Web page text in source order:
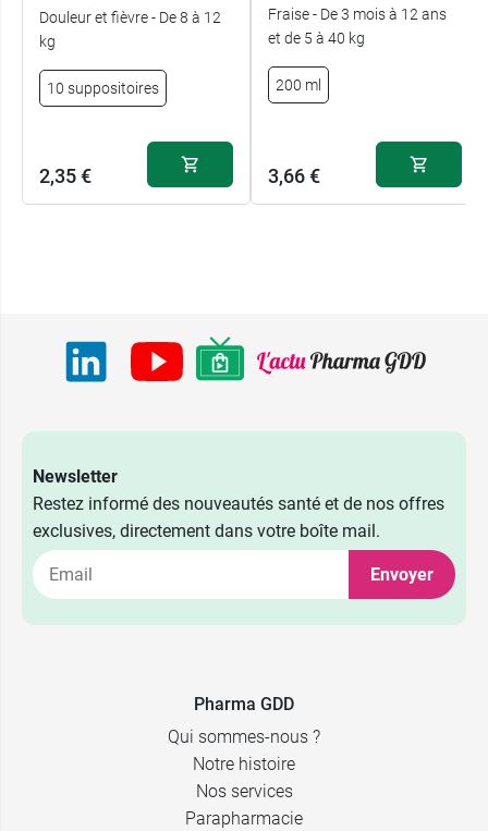
Douleur et fièvre - De 8 à 12
kg
10 suppositoires
2,35 €
Fraise - De 3 mois à 12 ans
et de 5 à 40 kg
200 ml
3,66 €
Newsletter
Restez informé des nouveautés santé et de nos offres
exclusives, directement dans votre boîte mail.
Envoyer
Pharma GDD
Qui sommes-nous ?
Notre histoire
Nos services
Parapharmacie